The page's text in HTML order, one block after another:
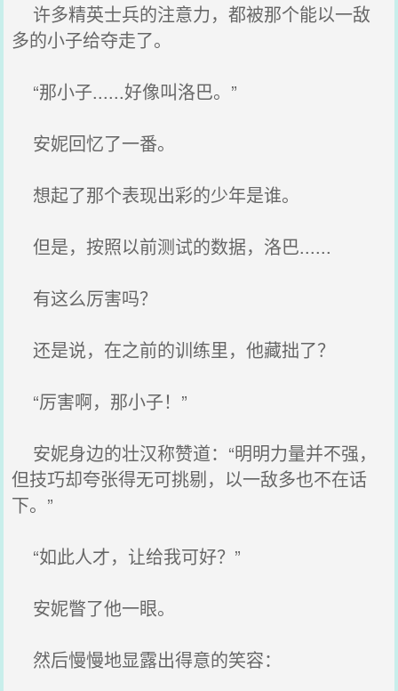
许多精英士兵的注意力，都被那个能以一敌
多的小子给夺走了。
“那小子......好像叫洛巴。”
安妮回忆了一番。
想起了那个表现出彩的少年是谁。
但是，按照以前测试的数据，洛巴......
有这么厉害吗？
还是说，在之前的训练里，他藏拙了？
“厉害啊，那小子！”
安妮身边的壮汉称赞道：“明明力量并不强，
但技巧却夸张得无可挑剔，以一敌多也不在话
下。”
“如此人才，让给我可好？”
安妮瞥了他一眼。
然后慢慢地显露出得意的笑容：